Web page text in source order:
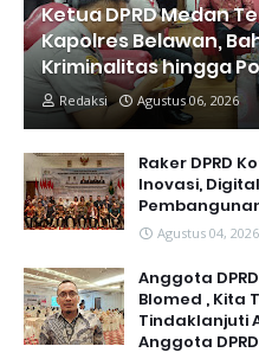
Ketua DPRD Medan
Kapolres Belawan,
Kriminalitas hingga
Redaksi Agustus 06, 2026
Raker DPRD
Inovasi,
Agustus 04, 2026
Anggota
Blomed , Kita
Tindaklanjuti
Anggota